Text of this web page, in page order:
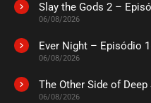
Slay the Gods 2 –
06/08/2026
Ever Night – Episódio
06/08/2026
The Other Side of
06/08/2026